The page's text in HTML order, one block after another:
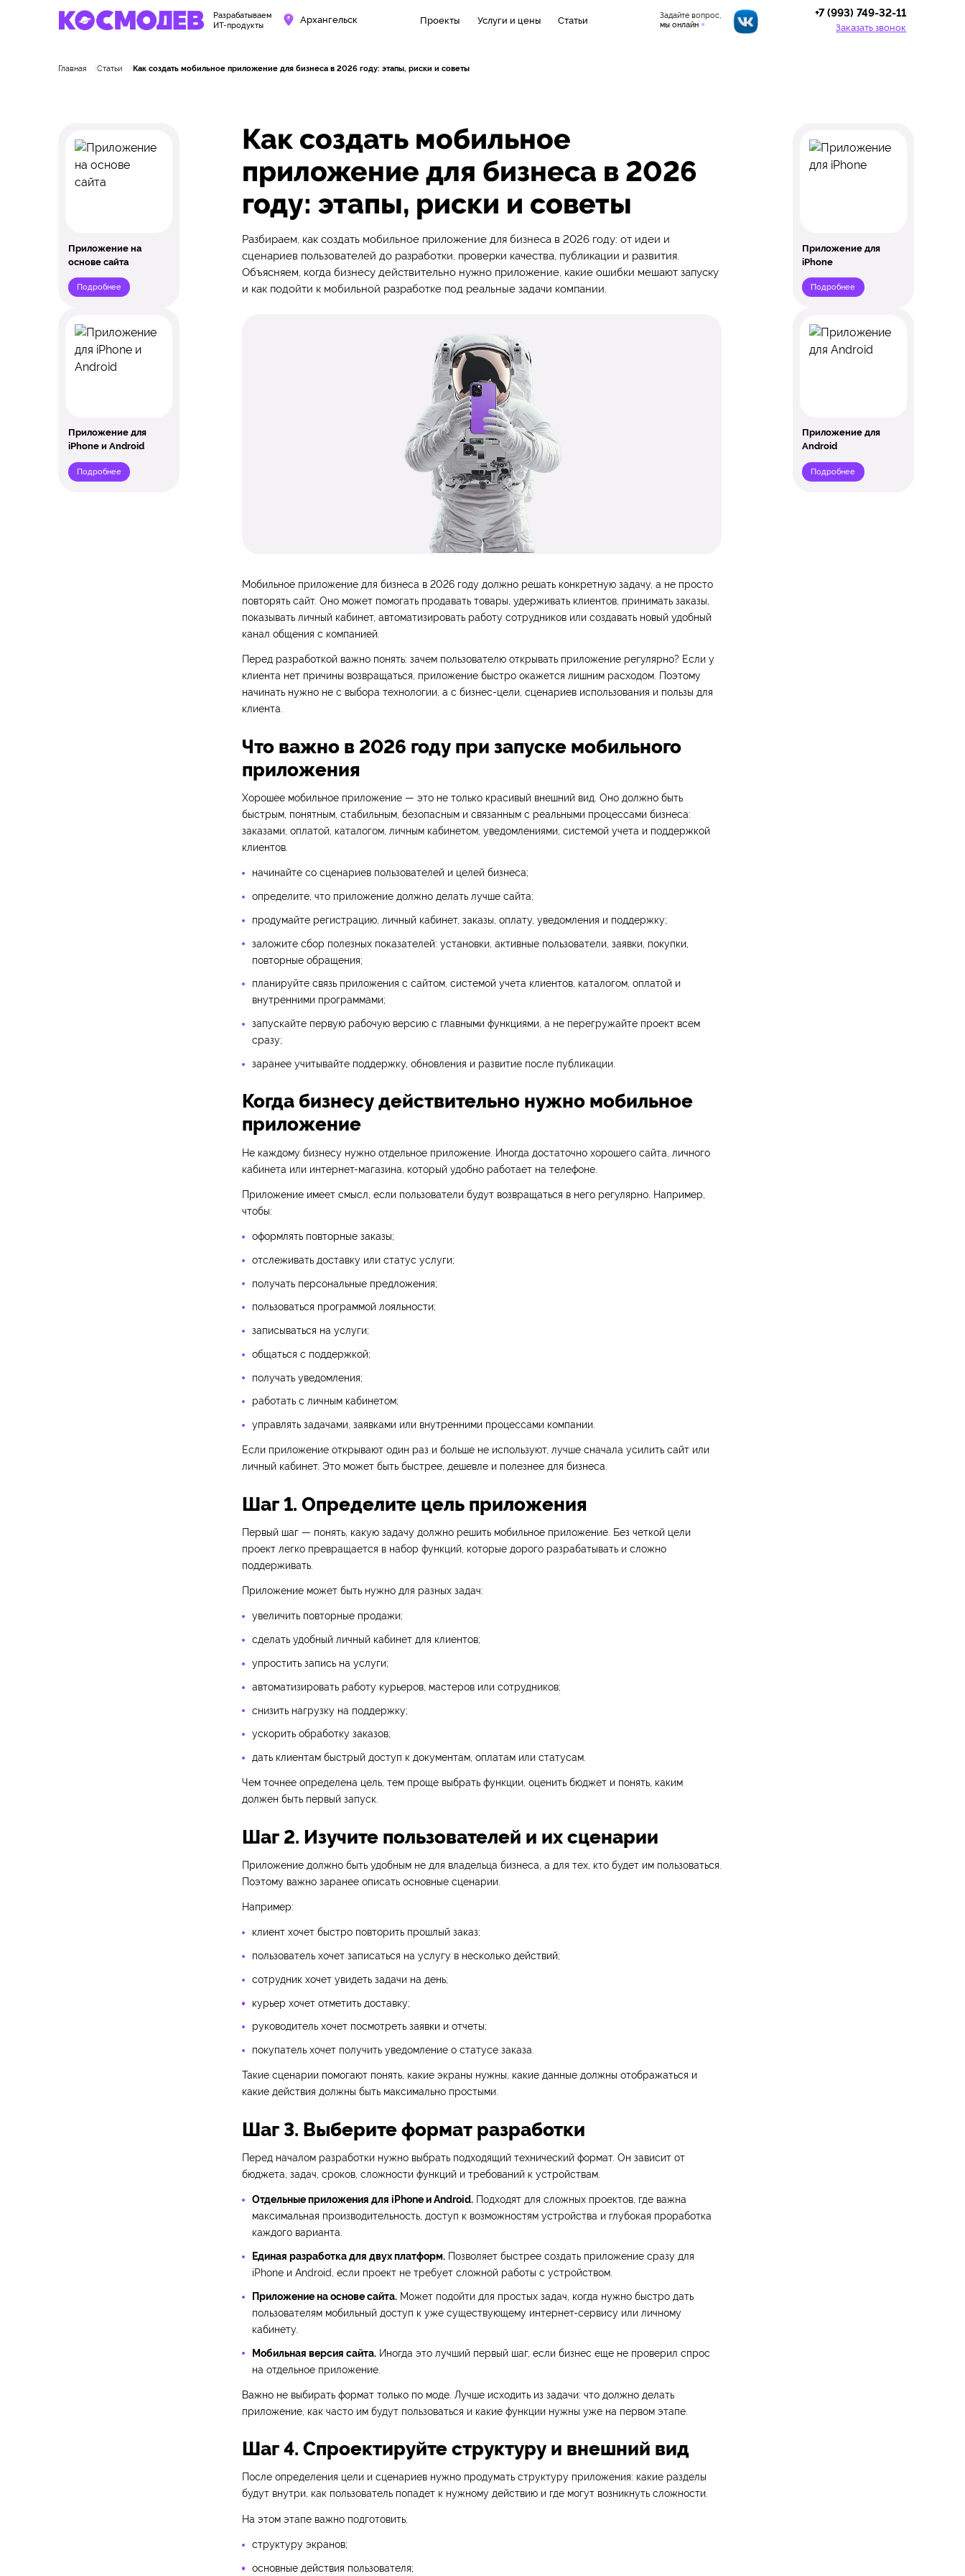
Разрабатываем
ИТ-продукты
Архангельск Проекты Услуги и цены Статьи
+7 (993) 749-32-11
Заказать звонок
Задайте вопрос,
мы онлайн
Главная Статьи Как создать мобильное приложение для бизнеса в 2026 году: этапы, риски и советы
Приложение на
основе сайта
Подробнее
Приложение для
iPhone и Android
Подробнее
Как создать мобильное
приложение для бизнеса в 2026
году: этапы, риски и советы
Разбираем, как создать мобильное приложение для бизнеса в 2026 году: от идеи и
сценариев пользователей до разработки, проверки качества, публикации и развития.
Объясняем, когда бизнесу действительно нужно приложение, какие ошибки мешают запуску
и как подойти к мобильной разработке под реальные задачи компании.
Мобильное приложение для бизнеса в 2026 году должно решать конкретную задачу, а не просто
повторять сайт. Оно может помогать продавать товары, удерживать клиентов, принимать заказы,
показывать личный кабинет, автоматизировать работу сотрудников или создавать новый удобный
канал общения с компанией.
Перед разработкой важно понять: зачем пользователю открывать приложение регулярно? Если у
клиента нет причины возвращаться, приложение быстро окажется лишним расходом. Поэтому
начинать нужно не с выбора технологии, а с бизнес-цели, сценариев использования и пользы для
клиента.
Что важно в 2026 году при запуске мобильного
приложения
Хорошее мобильное приложение — это не только красивый внешний вид. Оно должно быть
быстрым, понятным, стабильным, безопасным и связанным с реальными процессами бизнеса:
заказами, оплатой, каталогом, личным кабинетом, уведомлениями, системой учета и поддержкой
клиентов.
начинайте со сценариев пользователей и целей бизнеса;
определите, что приложение должно делать лучше сайта;
продумайте регистрацию, личный кабинет, заказы, оплату, уведомления и поддержку;
заложите сбор полезных показателей: установки, активные пользователи, заявки, покупки,
повторные обращения;
планируйте связь приложения с сайтом, системой учета клиентов, каталогом, оплатой и
внутренними программами;
запускайте первую рабочую версию с главными функциями, а не перегружайте проект всем
сразу;
заранее учитывайте поддержку, обновления и развитие после публикации.
Когда бизнесу действительно нужно мобильное
приложение
Не каждому бизнесу нужно отдельное приложение. Иногда достаточно хорошего сайта, личного
кабинета или интернет-магазина, который удобно работает на телефоне.
Приложение имеет смысл, если пользователи будут возвращаться в него регулярно. Например,
чтобы:
оформлять повторные заказы;
отслеживать доставку или статус услуги;
получать персональные предложения;
пользоваться программой лояльности;
записываться на услуги;
общаться с поддержкой;
получать уведомления;
работать с личным кабинетом;
управлять задачами, заявками или внутренними процессами компании.
Если приложение открывают один раз и больше не используют, лучше сначала усилить сайт или
личный кабинет. Это может быть быстрее, дешевле и полезнее для бизнеса.
Шаг 1. Определите цель приложения
Первый шаг — понять, какую задачу должно решить мобильное приложение. Без четкой цели
проект легко превращается в набор функций, которые дорого разрабатывать и сложно
поддерживать.
Приложение может быть нужно для разных задач:
увеличить повторные продажи;
сделать удобный личный кабинет для клиентов;
упростить запись на услуги;
автоматизировать работу курьеров, мастеров или сотрудников;
снизить нагрузку на поддержку;
ускорить обработку заказов;
дать клиентам быстрый доступ к документам, оплатам или статусам.
Чем точнее определена цель, тем проще выбрать функции, оценить бюджет и понять, каким
должен быть первый запуск.
Шаг 2. Изучите пользователей и их сценарии
Приложение должно быть удобным не для владельца бизнеса, а для тех, кто будет им пользоваться.
Поэтому важно заранее описать основные сценарии.
Например:
клиент хочет быстро повторить прошлый заказ;
пользователь хочет записаться на услугу в несколько действий;
сотрудник хочет увидеть задачи на день;
курьер хочет отметить доставку;
руководитель хочет посмотреть заявки и отчеты;
покупатель хочет получить уведомление о статусе заказа.
Такие сценарии помогают понять, какие экраны нужны, какие данные должны отображаться и
какие действия должны быть максимально простыми.
Шаг 3. Выберите формат разработки
Перед началом разработки нужно выбрать подходящий технический формат. Он зависит от
бюджета, задач, сроков, сложности функций и требований к устройствам.
Отдельные приложения для iPhone и Android.Подходят для сложных проектов, где важна
максимальная производительность, доступ к возможностям устройства и глубокая проработка
каждого варианта.
Единая разработка для двух платформ.Позволяет быстрее создать приложение сразу для
iPhone и Android, если проект не требует сложной работы с устройством.
Приложение на основе сайта.Может подойти для простых задач, когда нужно быстро дать
пользователям мобильный доступ к уже существующему интернет-сервису или личному
кабинету.
Мобильная версия сайта.Иногда это лучший первый шаг, если бизнес еще не проверил спрос
на отдельное приложение.
Важно не выбирать формат только по моде. Лучше исходить из задачи: что должно делать
приложение, как часто им будут пользоваться и какие функции нужны уже на первом этапе.
Шаг 4. Спроектируйте структуру и внешний вид
После определения цели и сценариев нужно продумать структуру приложения: какие разделы
будут внутри, как пользователь попадет к нужному действию и где могут возникнуть сложности.
На этом этапе важно подготовить:
структуру экранов;
основные действия пользователя;
Приложение для
iPhone
Подробнее
Приложение для
Android
Подробнее